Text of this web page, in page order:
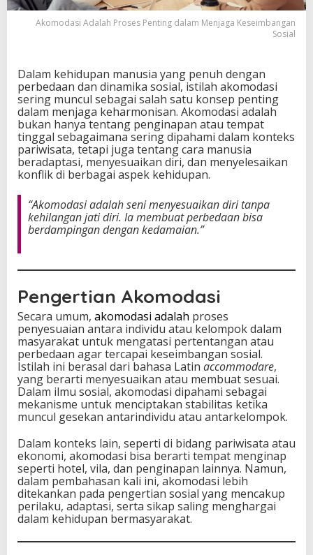
P
e
n
g
d
a
l
a
m
M
e
j
a
g
a
s
i
m
b
a
n
g
a
n
S
o
s
a
l
Akomodasi Adalah Proses Penting dalam Menjaga Keseimbangan
Sosial
Dalam kehidupan manusia yang penuh dengan
perbedaan dan dinamika sosial, istilah akomodasi
sering muncul sebagai salah satu konsep penting
dalam menjaga keharmonisan. Akomodasi adalah
bukan hanya tentang penginapan atau tempat
tinggal sebagaimana sering dipahami dalam konteks
pariwisata, tetapi juga tentang cara manusia
beradaptasi, menyesuaikan diri, dan menyelesaikan
konflik di berbagai aspek kehidupan.
“Akomodasi adalah seni menyesuaikan diri tanpa
kehilangan jati diri. Ia membuat perbedaan bisa
berdampingan dengan kedamaian.”
Pengertian Akomodasi
Secara umum, akomodasi adalah proses
penyesuaian antara individu atau kelompok dalam
masyarakat untuk mengatasi pertentangan atau
perbedaan agar tercapai keseimbangan sosial.
Istilah ini berasal dari bahasa Latin accommodare,
yang berarti menyesuaikan atau membuat sesuai.
Dalam ilmu sosial, akomodasi dipahami sebagai
mekanisme untuk menciptakan stabilitas ketika
muncul gesekan antarindividu atau antarkelompok.
Dalam konteks lain, seperti di bidang pariwisata atau
ekonomi, akomodasi bisa berarti tempat menginap
seperti hotel, vila, dan penginapan lainnya. Namun,
dalam pembahasan kali ini, akomodasi lebih
ditekankan pada pengertian sosial yang mencakup
perilaku, adaptasi, serta sikap saling menghargai
dalam kehidupan bermasyarakat.